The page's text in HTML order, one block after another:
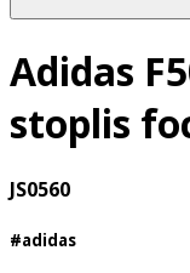
Adidas
stoplis
JS0560
#adidas